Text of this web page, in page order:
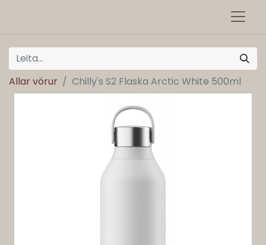
Allar vörur Chilly's S2 Flaska Arctic White 500ml